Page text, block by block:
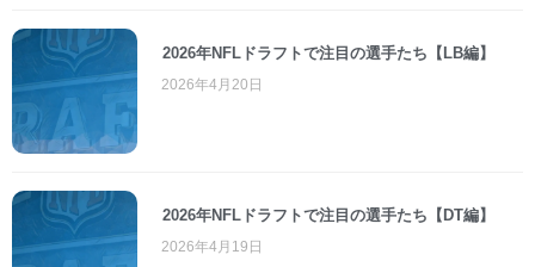
2026年NFLドラフトで注目の選手たち【LB編】
2026年4月20日
2026年NFLドラフトで注目の選手たち【DT編】
2026年4月19日